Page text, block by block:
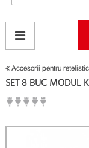
Accesorii pentru
SET 8 BUC MODUL
Fii primul care scrie un review